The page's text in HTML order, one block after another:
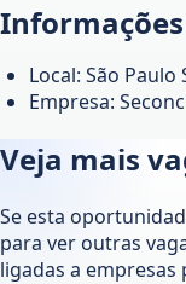
Local: São Paulo
Empresa:
Veja mais
Se esta
para ver outras
ligadas a empresas